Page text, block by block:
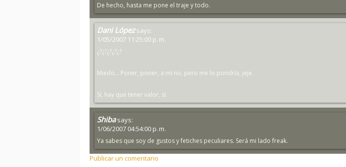
De hecho, hasta me pone el traje y todo.
Dani López says:
1/05/2007 11:25:00 p. m.
¿?¿?¿?¿?¿?
Miedo... Poner, poner, a mí no, pero me lo pondría, jeje.
Sí, hay que tener valor, sí.
Shiba says:
1/06/2007 04:54:00 p. m.
Ya sabes que soy de gustos y fetiches peculiares. Será mi lado freak.
Publicar un comentario